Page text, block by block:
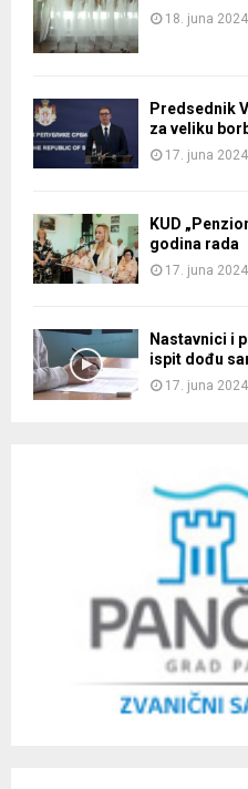
18. juna
Predsednik
za veliku
17. juna 2024.
KUD
godina rada
17. juna
Nastavnici i
ispit dođu
17. juna